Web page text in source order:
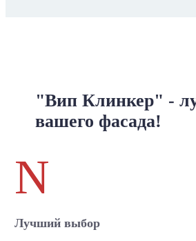
"Вип Клинкер" -
вашего фасада!
N
Лучший выбор